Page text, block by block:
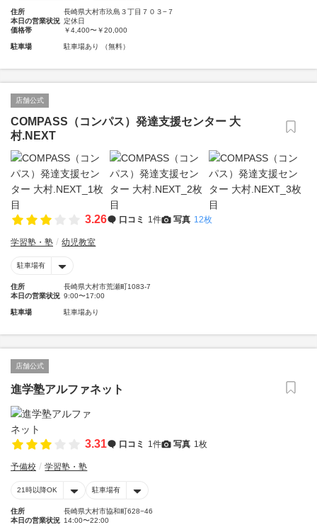
住所
長崎県大村市玖島３丁目７０３−７
本日の営業状況 定休日
価格帯
￥4,400〜￥20,000
駐車場 駐車場あり （無料）
店舗公式
COMPASS（コンパス）発達支援センター 大
村.NEXT
3.26 口コミ 1件 写真 12枚
学習塾・塾 幼児教室
駐車場有
住所
長崎県大村市荒瀬町1083-7
本日の営業状況 9:00〜17:00
駐車場 駐車場あり
店舗公式
進学塾アルファネット
3.31 口コミ 1件 写真 1枚
予備校 学習塾・塾
21時以降OK 駐車場有
住所
長崎県大村市協和町628−46
本日の営業状況 14:00〜22:00